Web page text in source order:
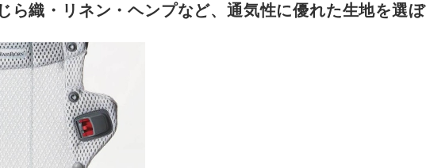
も確認しよう
ングもチェック！
ら織・リネン・ヘンプなど、通気性に優れた生地を選ぼ